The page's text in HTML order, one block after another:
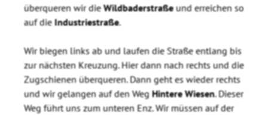
überqueren wir dieWildbaderstraßeund erreichen so
auf dieIndustriestraße.
Wir biegen links ab und laufen die Straße entlang bis
zur nächsten Kreuzung. Hier dann nach rechts und die
Zugschienen überqueren. Dann geht es wieder rechts
und wir gelangen auf den WegHintere Wiesen. Dieser
Weg führt uns zum unteren Enz. Wir müssen auf der